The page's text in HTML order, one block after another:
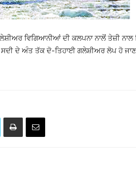
ਵਿਗਿਆਨੀਆਂ ਦੀ ਕਲਪਨਾ ਨਾਲੋਂ ਤੇਜ਼ੀ
ਦੇ ਅੰਤ ਤੱਕ ਦੋ-ਤਿਹਾਈ ਗਲੇਸ਼ੀਅਰ ਲੋਪ ਹੋ